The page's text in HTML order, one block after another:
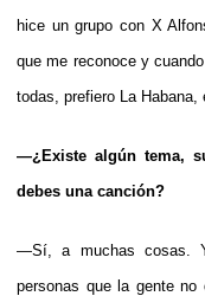
hice un grupo con X
que me reconoce y
todas, prefiero La Habana,
—¿Existe algún tema,
debes una canción?
—Sí, a muchas cosas.
personas que la gente